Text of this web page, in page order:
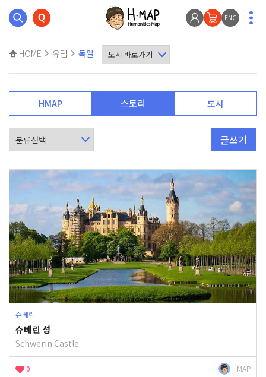
ENG
HOME 유럽 독일
HMAP 스토리 도시
글쓰기
슈베린
슈베린 성
Schwerin Castle
0 HMAP